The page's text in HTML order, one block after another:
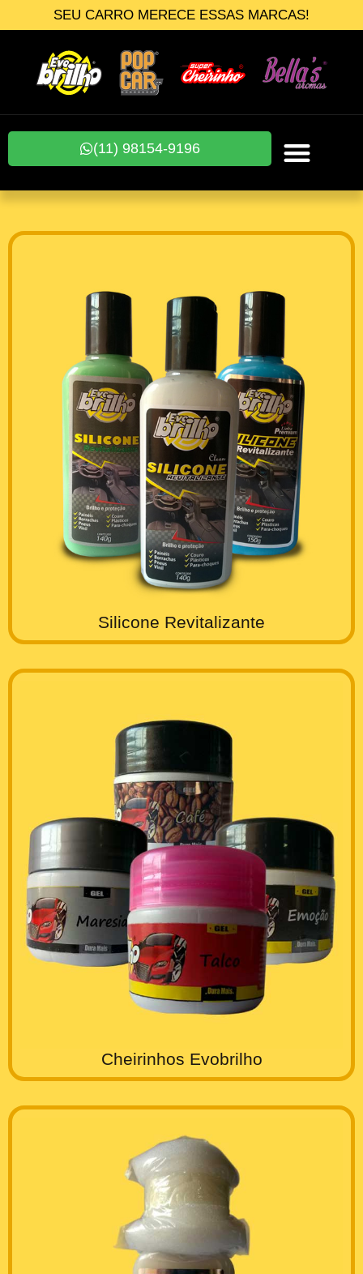
SEU CARRO MERECE ESSAS MARCAS!
(11) 98154-9196
Silicone Revitalizante
Cheirinhos Evobrilho